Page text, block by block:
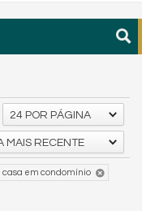
24 POR PÁGINA
MAIS RECENTE
casa em condomínio